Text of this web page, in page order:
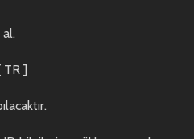
TR ]